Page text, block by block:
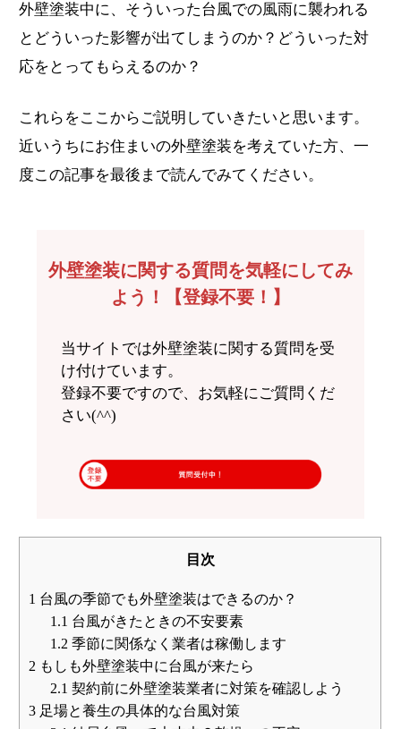
外壁塗装中に、そういった台風での風雨に襲われる
とどういった影響が出てしまうのか？どういった対
応をとってもらえるのか？
これらをここからご説明していきたいと思います。
近いうちにお住まいの外壁塗装を考えていた方、一
度この記事を最後まで読んでみてください。
外壁塗装に関する質問を気軽にしてみ
よう！【登録不要！】
当サイトでは外壁塗装に関する質問を受
け付けています。
登録不要ですので、お気軽にご質問くだ
さい(^^)
目次
1 台風の季節でも外壁塗装はできるのか？
1.1 台風がきたときの不安要素
1.2 季節に関係なく業者は稼働します
2 もしも外壁塗装中に台風が来たら
2.1 契約前に外壁塗装業者に対策を確認しよう
3 足場と養生の具体的な台風対策